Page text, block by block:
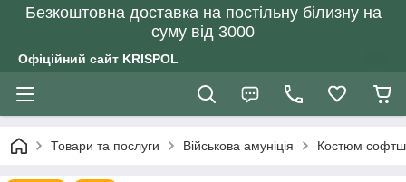
Безкоштовна доставка на постільну білизну на
суму від 3000
Офіційний сайт KRISPOL
Товари та послуги Військова амуніція Костюм